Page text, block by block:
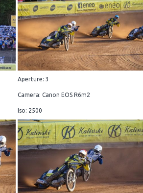
Aperture: 3
Camera: Canon EOS R6m2
Iso: 2500